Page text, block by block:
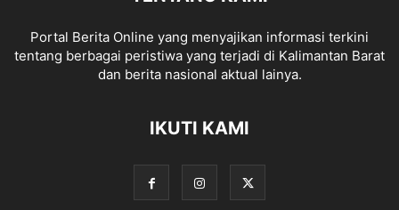
Portal Berita Online yang menyajikan informasi terkini
tentang berbagai peristiwa yang terjadi di Kalimantan Barat
dan berita nasional aktual lainya.
IKUTI KAMI